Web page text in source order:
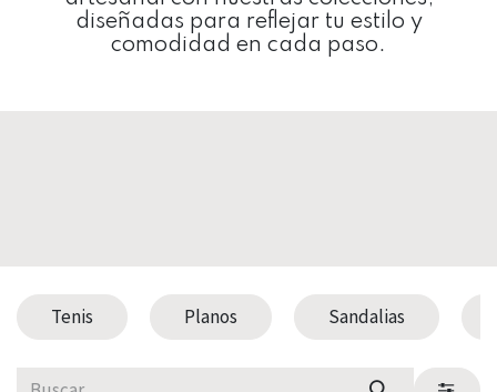
diseñadas para reflejar tu estilo y
comodidad en cada paso.
Tenis Planos Sandalias